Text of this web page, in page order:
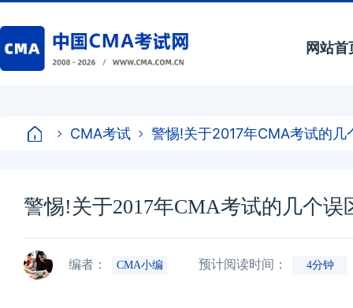
网站首
CMA考试 警惕!关于2017年CMA考试的几
警惕!关于2017年CMA考试的几个误
编者： CMA小编 预计阅读时间： 4分钟